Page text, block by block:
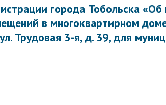
города Тобольска «Об
в многоквартирном
ул. Трудовая 3-я, д. 39, для